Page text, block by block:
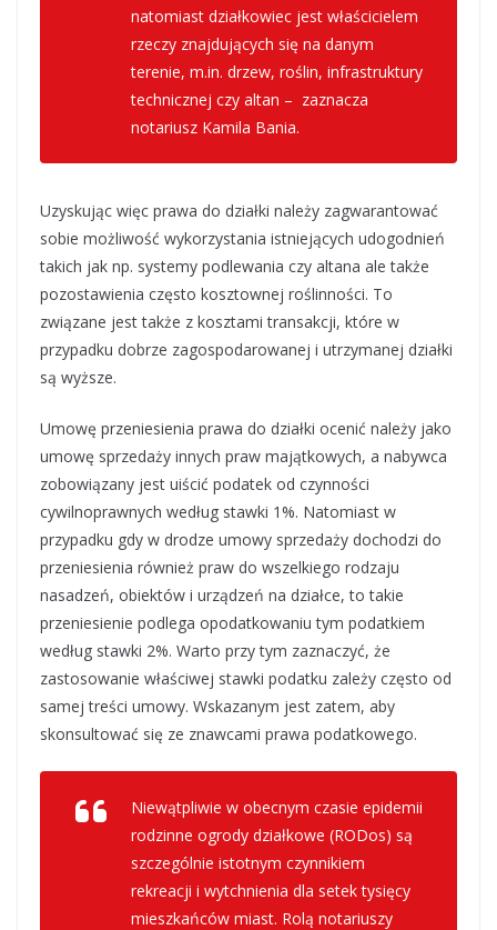
natomiast działkowiec jest właścicielem
rzeczy znajdujących się na danym
terenie, m.in. drzew, roślin, infrastruktury
technicznej czy altan – zaznacza
notariusz Kamila Bania.
Uzyskując więc prawa do działki należy zagwarantować
sobie możliwość wykorzystania istniejących udogodnień
takich jak np. systemy podlewania czy altana ale także
pozostawienia często kosztownej roślinności. To
związane jest także z kosztami transakcji, które w
przypadku dobrze zagospodarowanej i utrzymanej działki
są wyższe.
Umowę przeniesienia prawa do działki ocenić należy jako
umowę sprzedaży innych praw majątkowych, a nabywca
zobowiązany jest uiścić podatek od czynności
cywilnoprawnych według stawki 1%. Natomiast w
przypadku gdy w drodze umowy sprzedaży dochodzi do
przeniesienia również praw do wszelkiego rodzaju
nasadzeń, obiektów i urządzeń na działce, to takie
przeniesienie podlega opodatkowaniu tym podatkiem
według stawki 2%. Warto przy tym zaznaczyć, że
zastosowanie właściwej stawki podatku zależy często od
samej treści umowy. Wskazanym jest zatem, aby
skonsultować się ze znawcami prawa podatkowego.
Niewątpliwie w obecnym czasie epidemii
rodzinne ogrody działkowe (RODos) są
szczególnie istotnym czynnikiem
rekreacji i wytchnienia dla setek tysięcy
mieszkańców miast. Rolą notariuszy